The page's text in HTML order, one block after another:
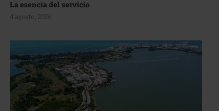
La esencia del servicio
4 agosto, 2026